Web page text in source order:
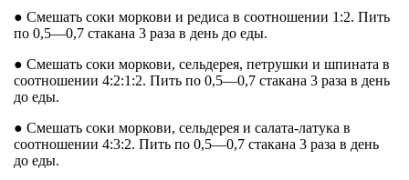
● Смешать соки моркови и редиса в соотношении 1:2. Пить
по 0,5—0,7 стакана 3 раза в день до еды.
● Смешать соки моркови, сельдерея, петрушки и шпината в
соотношении 4:2:1:2. Пить по 0,5—0,7 стакана 3 раза в день
до еды.
● Смешать соки моркови, сельдерея и салата-латука в
соотношении 4:3:2. Пить по 0,5—0,7 стакана 3 раза в день
до еды.